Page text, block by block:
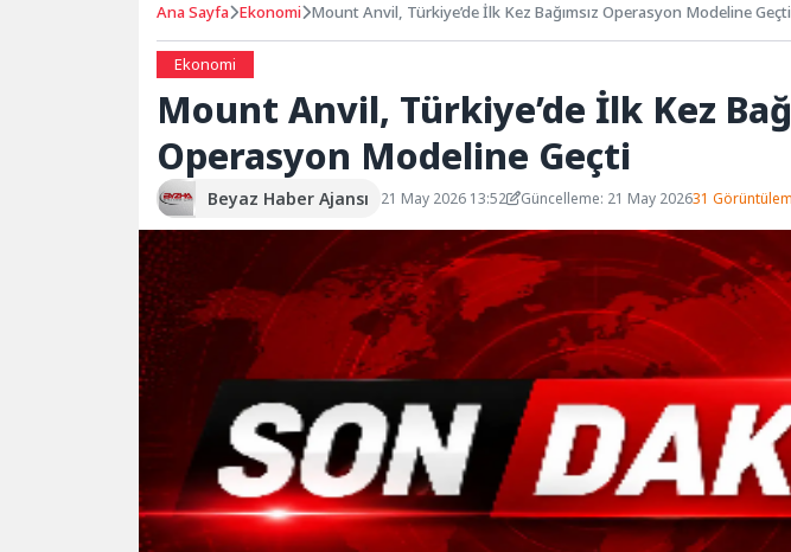
Ana Sayfa Ekonomi Mount Anvil, Türkiye’de İlk Kez Bağımsız Operasyon Modeline Geçti
Ekonomi
Mount Anvil, Türkiye’de İlk Kez
Operasyon Modeline Geçti
Beyaz Haber Ajansı 21 May 2026 13:52 Güncelleme: 21 May 202631